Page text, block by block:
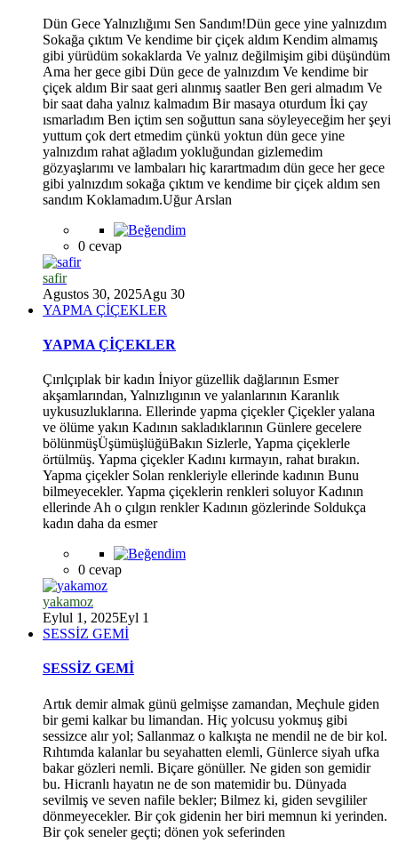
Dün Gece Yalnızlığımı Sen Sandım!Dün gece yine yalnızdım
Sokağa çıktım Ve kendime bir çiçek aldım Kendim almamış
gibi yürüdüm sokaklarda Ve yalnız değilmişim gibi düşündüm
Ama her gece gibi Dün gece de yalnızdım Ve kendime bir
çiçek aldım Bir saat geri alınmış saatler Ben geri almadım Ve
bir saat daha yalnız kalmadım Bir masaya oturdum İki çay
ısmarladım Ben içtim sen soğuttun sana söyleyeceğim her şeyi
yuttum çok dert etmedim çünkü yoktun dün gece yine
yalnızdım rahat ağladım yokluğundan gizlemedim
gözyaşlarımı ve lambaları hiç karartmadım dün gece her gece
gibi yalnızdım sokağa çıktım ve kendime bir çiçek aldım sen
sandım Koklamadım.Uğur Arslan
0 cevap
safir
Agustos 30, 2025Agu 30
YAPMA ÇİÇEKLER
YAPMA ÇİÇEKLER
Çırılçıplak bir kadın İniyor güzellik dağlarının Esmer
akşamlarından, Yalnızlıgının ve yalanlarının Karanlık
uykusuzluklarına. Ellerinde yapma çiçekler Çiçekler yalana
ve ölüme yakın Kadının sakladıklarının Günlere gecelere
bölünmüşÜşümüşlüğüBakın Sizlerle, Yapma çiçeklerle
örtülmüş. Yapma çiçekler Kadını kırmayın, rahat bırakın.
Yapma çiçekler Solan renkleriyle ellerinde kadının Bunu
bilmeyecekler. Yapma çiçeklerin renkleri soluyor Kadının
ellerinde Ah o çılgın renkler Kadının gözlerinde Soldukça
kadın daha da esmer
0 cevap
yakamoz
Eylul 1, 2025Eyl 1
SESSİZ GEMİ
SESSİZ GEMİ
Artık demir almak günü gelmişse zamandan, Meçhule giden
bir gemi kalkar bu limandan. Hiç yolcusu yokmuş gibi
sessizce alır yol; Sallanmaz o kalkışta ne mendil ne de bir kol.
Rıhtımda kalanlar bu seyahatten elemli, Günlerce siyah ufka
bakar gözleri nemli. Biçare gönüller. Ne giden son gemidir
bu. Hicranlı hayatın ne de son matemidir bu. Dünyada
sevilmiş ve seven nafile bekler; Bilmez ki, giden sevgililer
dönmeyecekler. Bir çok gidenin her biri memnun ki yerinden.
Bir çok seneler geçti; dönen yok seferinden
*
*
*